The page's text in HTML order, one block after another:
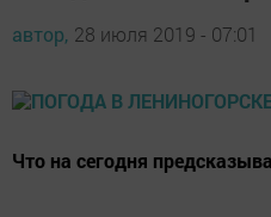
автор, 28 июля 2019 - 07:01
Что на сегодня